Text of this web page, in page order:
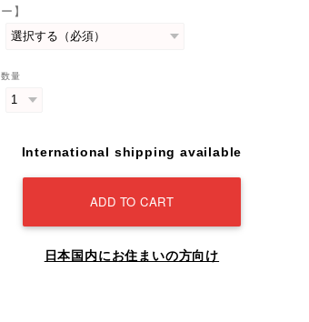
ー】
数量
International shipping available
ADD TO CART
日本国内にお住まいの方向け